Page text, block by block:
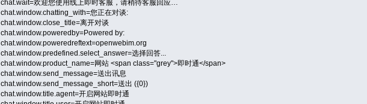
chat.wait=欢迎您使用线上即时客服，请稍待客服回应…
chat.window.chatting_with=您正在对谈:
chat.window.close_title=离开对谈
chat.window.poweredby=Powered by:
chat.window.poweredreftext=openwebim.org
chat.window.predefined.select_answer=选择回答...
chat.window.product_name=网站 <span class="grey">即时通</span>
chat.window.send_message=送出讯息
chat.window.send_message_short=送出 ({0})
chat.window.title.agent=开启网站即时通